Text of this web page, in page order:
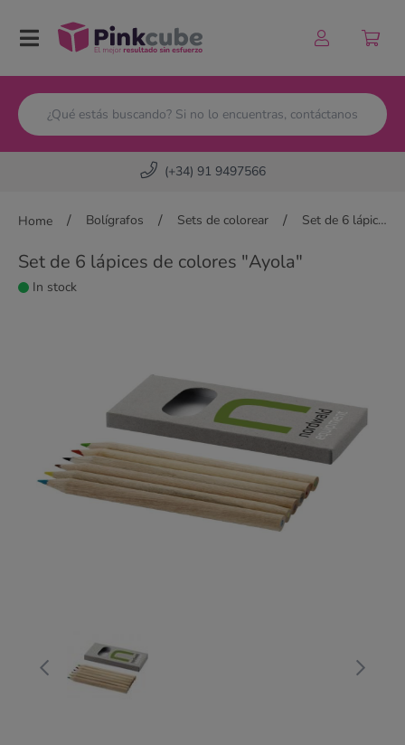
Pinkcube
(+34) 91 9497566
Home / Bolígrafos / Sets de colorear / Set de 6 lápices de colores "Ayola"
Set de 6 lápices de colores "Ayola"
In stock